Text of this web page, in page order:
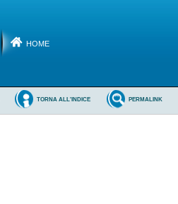
HOME
PERMALINK
TORNA ALL'INDICE